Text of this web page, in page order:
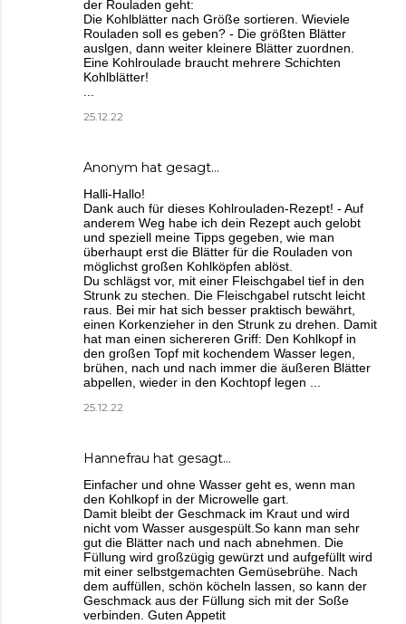
der Rouladen geht:
Die Kohlblätter nach Größe sortieren. Wieviele
Rouladen soll es geben? - Die größten Blätter
auslgen, dann weiter kleinere Blätter zuordnen.
Eine Kohlroulade braucht mehrere Schichten
Kohlblätter!
25.12.22
Anonym hat gesagt…
Halli-Hallo!
Dank auch für dieses Kohlrouladen-Rezept! - Auf
anderem Weg habe ich dein Rezept auch gelobt
und speziell meine Tipps gegeben, wie man
überhaupt erst die Blätter für die Rouladen von
möglichst großen Kohlköpfen ablöst.
Du schlägst vor, mit einer Fleischgabel tief in den
Strunk zu stechen. Die Fleischgabel rutscht leicht
raus. Bei mir hat sich besser praktisch bewährt,
einen Korkenzieher in den Strunk zu drehen. Damit
hat man einen sichereren Griff: Den Kohlkopf in
den großen Topf mit kochendem Wasser legen,
brühen, nach und nach immer die äußeren Blätter
abpellen, wieder in den Kochtopf legen ...
25.12.22
Hannefrau hat gesagt…
Einfacher und ohne Wasser geht es, wenn man
den Kohlkopf in der Microwelle gart.
Damit bleibt der Geschmack im Kraut und wird
nicht vom Wasser ausgespült.So kann man sehr
gut die Blätter nach und nach abnehmen. Die
Füllung wird großzügig gewürzt und aufgefüllt wird
mit einer selbstgemachten Gemüsebrühe. Nach
dem auffüllen, schön köcheln lassen, so kann der
Geschmack aus der Füllung sich mit der Soße
verbinden. Guten Appetit